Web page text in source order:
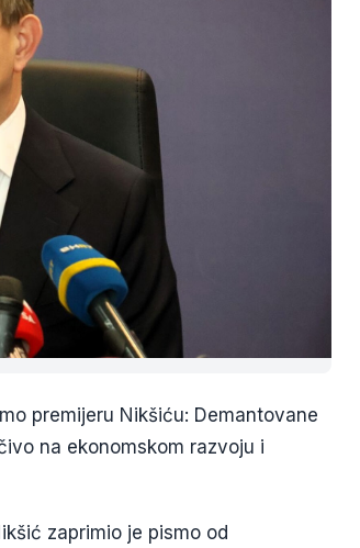
premijeru Nikšiću: Demantovane
na ekonomskom razvoju i
zaprimio je pismo od